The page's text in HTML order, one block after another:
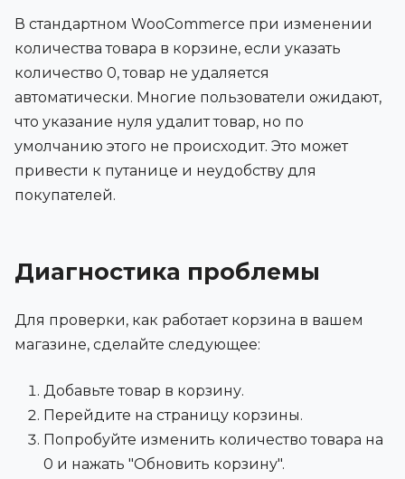
В стандартном WooCommerce при изменении
количества товара в корзине, если указать
количество 0, товар не удаляется
автоматически. Многие пользователи ожидают,
что указание нуля удалит товар, но по
умолчанию этого не происходит. Это может
привести к путанице и неудобству для
покупателей.
Диагностика проблемы
Для проверки, как работает корзина в вашем
магазине, сделайте следующее:
Добавьте товар в корзину.
Перейдите на страницу корзины.
Попробуйте изменить количество товара на
0 и нажать "Обновить корзину".